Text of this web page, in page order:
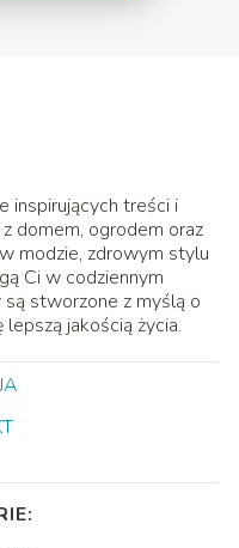
inspirujących treści i
domem, ogrodem oraz
modzie, zdrowym stylu
Ci w codziennym
są stworzone z myślą o
lepszą jakością życia.